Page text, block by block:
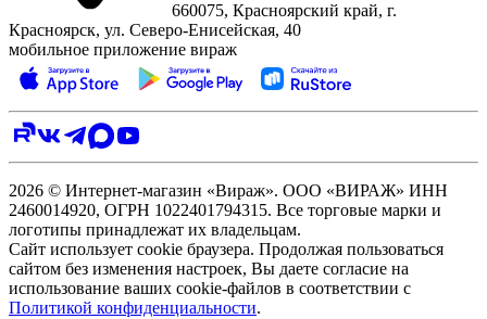
660075, Красноярский край, г.
Красноярск, ул. Северо‑Енисейская, 40
мобильное приложение вираж
2026 © Интернет-магазин «Вираж». ООО «ВИРАЖ» ИНН
2460014920, ОГРН 1022401794315. Все торговые марки и
логотипы принадлежат их владельцам.
Сайт использует cookie браузера. Продолжая пользоваться
сайтом без изменения настроек, Вы даете согласие на
использование ваших cookie-файлов в соответствии с
Политикой конфиденциальности.